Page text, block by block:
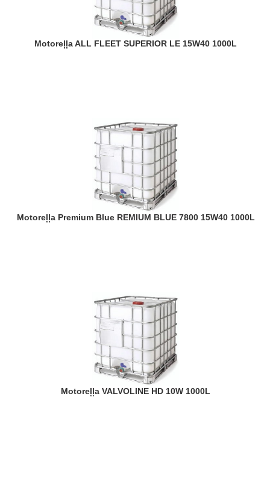
Motoreļļa ALL FLEET SUPERIOR LE 15W40 1000L
Motoreļļa Premium Blue REMIUM BLUE 7800 15W40 1000L
Motoreļļa VALVOLINE HD 10W 1000L